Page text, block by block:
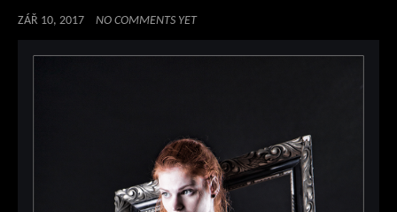
ZÁŘ 10, 2017 NO COMMENTS YET